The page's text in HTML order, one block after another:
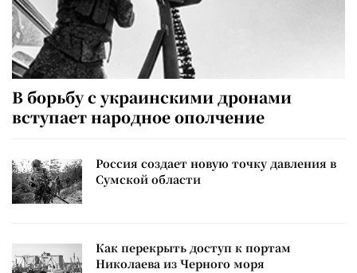
В борьбу с украинскими дронами
вступает народное ополчение
Россия создает новую точку давления в
Сумской области
Как перекрыть доступ к портам
Николаева из Черного моря